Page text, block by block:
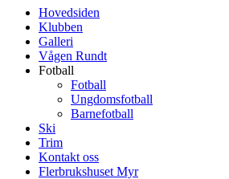
Hovedsiden
Klubben
Galleri
Vågen Rundt
Fotball
Fotball
Ungdomsfotball
Barnefotball
Ski
Trim
Kontakt oss
Flerbrukshuset Myr